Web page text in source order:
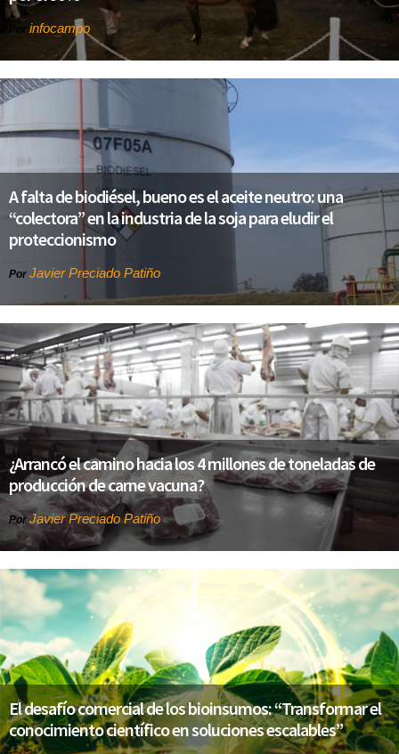
Por infocampo
A falta de biodiésel, bueno es el aceite neutro: una
“colectora” en la industria de la soja para eludir el
proteccionismo
Por Javier Preciado Patiño
¿Arrancó el camino hacia los 4 millones de toneladas de
producción de carne vacuna?
Por Javier Preciado Patiño
El desafío comercial de los bioinsumos: “Transformar el
conocimiento científico en soluciones escalables”